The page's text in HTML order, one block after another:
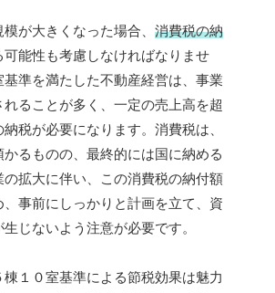
が大きくなった場合、 消費税の納
可能性も考慮しなければなりませ
基準を満たした不動産経営は、事業
れることが多く、一定の売上高を超
税が必要になります。消費税は、
るものの、最終的には国に納める
の拡大に伴い、この消費税の納付額
、事前にしっかりと計画を立て、資
じないよう注意が必要です。
棟１０室基準による節税効果は魅力